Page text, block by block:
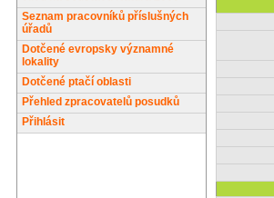
Seznam pracovníků příslušných
úřadů
Dotčené evropsky významné
lokality
Dotčené ptačí oblasti
Přehled zpracovatelů posudků
Přihlásit